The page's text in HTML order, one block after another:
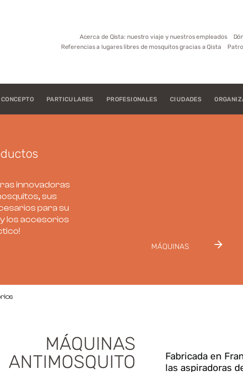
Acerca de Qista: nuestro viaje y nuestros empleados
Referencias a lugares libres de mosquitos gracias a Qista
CONCEPTO PARTICULARES PROFESIONALES CIUDADES
innovadoras
sus
para su
los accesorios
MÁQUINAS
MÁQUINAS
ANTIMOSQUITO
Fabricada en
las aspiradoras